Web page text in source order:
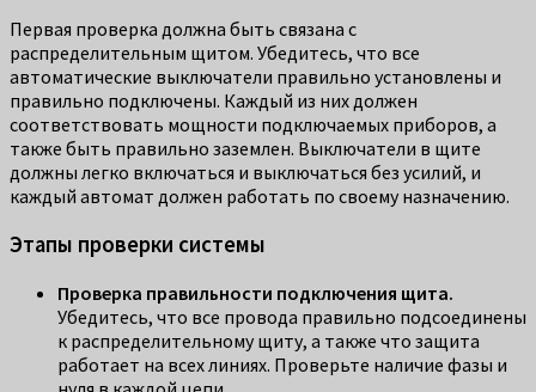
Первая проверка должна быть связана с
распределительным щитом. Убедитесь, что все
автоматические выключатели правильно установлены и
правильно подключены. Каждый из них должен
соответствовать мощности подключаемых приборов, а
также быть правильно заземлен. Выключатели в щите
должны легко включаться и выключаться без усилий, и
каждый автомат должен работать по своему назначению.
Этапы проверки системы
Проверка правильности подключения щита.
Убедитесь, что все провода правильно подсоединены
к распределительному щиту, а также что защита
работает на всех линиях. Проверьте наличие фазы и